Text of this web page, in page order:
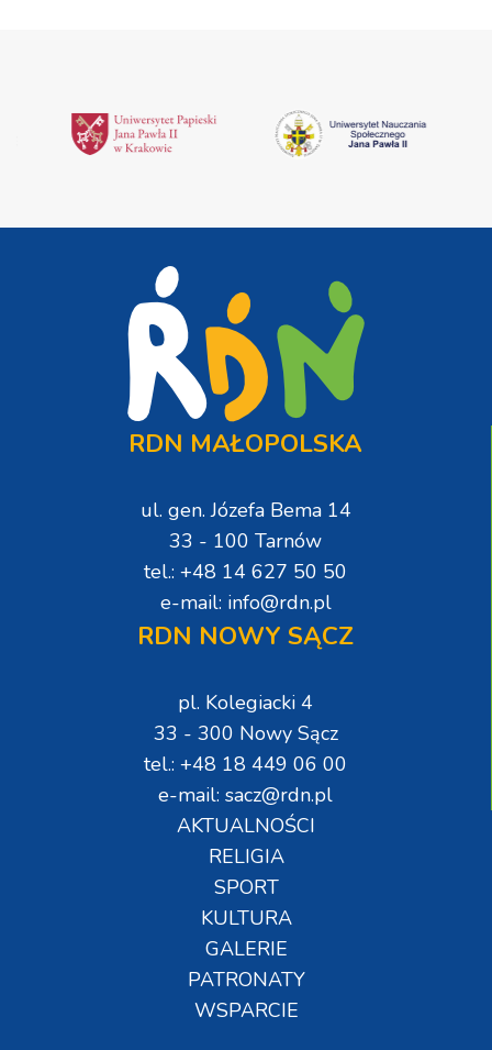
RDN MAŁOPOLSKA
ul. gen. Józefa Bema 14
33 - 100 Tarnów
tel.: +48 14 627 50 50
e-mail: info@rdn.pl
RDN NOWY SĄCZ
pl. Kolegiacki 4
33 - 300 Nowy Sącz
tel.: +48 18 449 06 00
e-mail: sacz@rdn.pl
AKTUALNOŚCI
RELIGIA
SPORT
KULTURA
GALERIE
PATRONATY
WSPARCIE